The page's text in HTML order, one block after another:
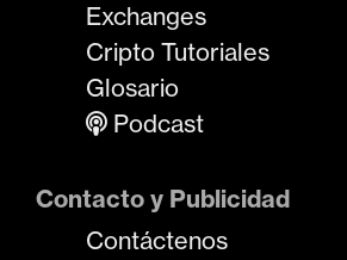
Exchanges
Cripto Tutoriales
Glosario
Podcast
Contacto y Publicidad
Contáctenos